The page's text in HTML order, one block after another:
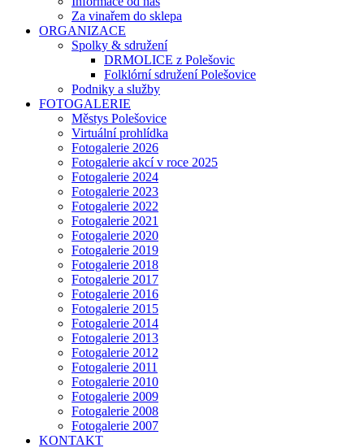
Za vinařem do sklepa
ORGANIZACE
Spolky & sdružení
DRMOLICE z Polešovic
Folklórní sdružení Polešovice
Podniky a služby
FOTOGALERIE
Městys Polešovice
Virtuální prohlídka
Fotogalerie 2026
Fotogalerie akcí v roce 2025
Fotogalerie 2024
Fotogalerie 2023
Fotogalerie 2022
Fotogalerie 2021
Fotogalerie 2020
Fotogalerie 2019
Fotogalerie 2018
Fotogalerie 2017
Fotogalerie 2016
Fotogalerie 2015
Fotogalerie 2014
Fotogalerie 2013
Fotogalerie 2012
Fotogalerie 2011
Fotogalerie 2010
Fotogalerie 2009
Fotogalerie 2008
Fotogalerie 2007
KONTAKT